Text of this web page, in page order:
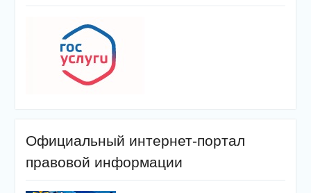
Официальный интернет-портал
правовой информации